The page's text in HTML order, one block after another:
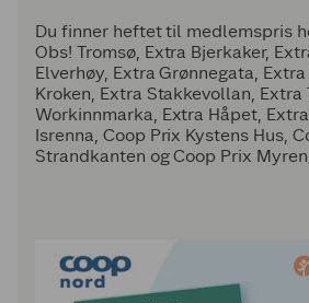
Du finner heftet til medlemspris
Obs! Tromsø, Extra Bjerkaker,
Elverhøy, Extra Grønnegata,
Kroken, Extra Stakkevollan, Extra
Workinnmarka, Extra Håpet,
Isrenna, Coop Prix Kystens Hus,
Strandkanten og Coop Prix